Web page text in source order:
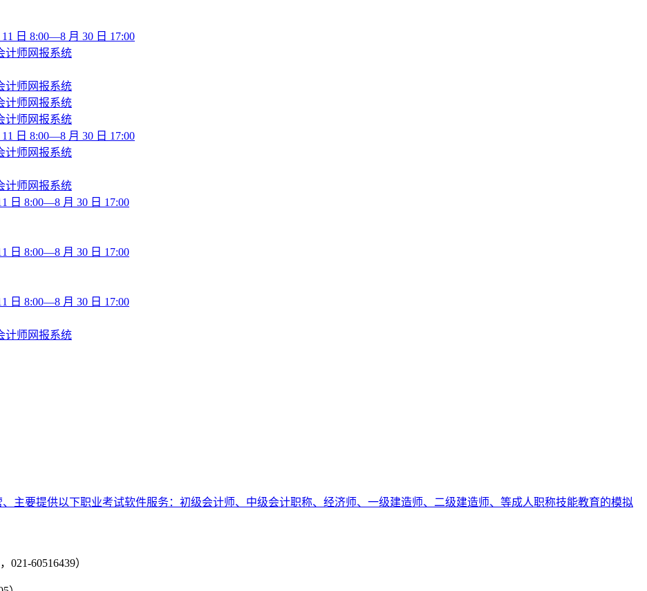
日 8:00—8 月 30 日 17:00
计师网报系统
计师网报系统
计师网报系统
计师网报系统
日 8:00—8 月 30 日 17:00
计师网报系统
计师网报系统
日 8:00—8 月 30 日 17:00
日 8:00—8 月 30 日 17:00
日 8:00—8 月 30 日 17:00
计师网报系统
主要提供以下职业考试软件服务：初级会计师、中级会计职称、经济师、一级建造师、二级建造师、等成人职称技能教育的模拟
，021-60516439）